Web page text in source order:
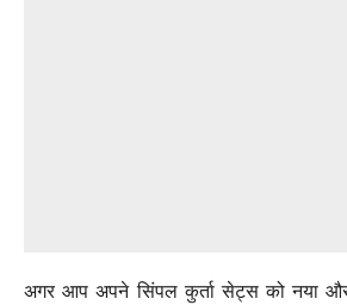
अगर आप अपने सिंपल कुर्ता सेट्स को नया